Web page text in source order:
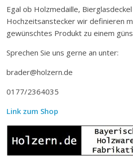
Egal ob Holzmedaille,
Hochzeitsanstecker wir definieren
gewünschtes Produkt zu einem
Sprechen Sie uns gerne an unter:
brader@holzern.de
0177/2364035
Link zum Shop